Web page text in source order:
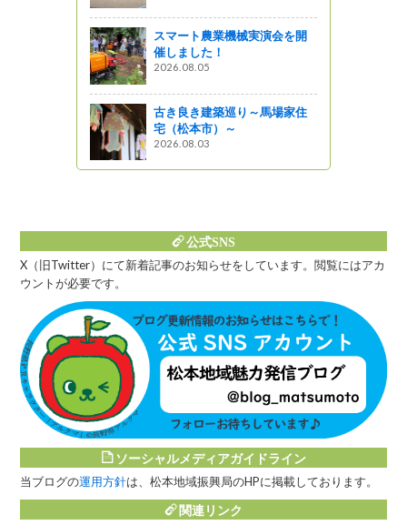
スマート農業機械実演会を開
催しました！
2026.08.05
古き良き建築巡り～馬場家住
宅（松本市）～
2026.08.03
公式SNS
X（旧Twitter）にて新着記事のお知らせをしています。閲覧にはアカ
ウントが必要です。
ソーシャルメディアガイドライン
当ブログの運用方針は、松本地域振興局のHPに掲載しております。
関連リンク